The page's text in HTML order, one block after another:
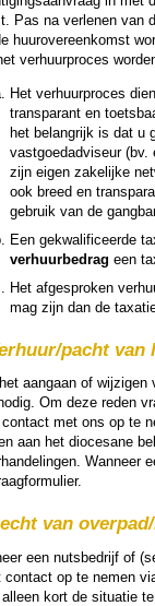
Pas na verlenen van
huur­over­een­komst
verhuur­pro­ces
Het verhuur­pro­ces
transparant en
het be­lang­rijk is dat u
vast­goed­ad­vi­seur (bv.
zijn eigen zake­lijke
ook breed en
gebruik van de
Een ge­kwa­li­fi­ceerde
verhuur­be­drag een
Het af­ge­spro­ken
mag zijn dan de
pacht van
aan­gaan of
Om deze reden
met ons op te
aan het dio­ce­sane
Wanneer
van
een nuts­bedrijf of
contact op te nemen
kort de situatie